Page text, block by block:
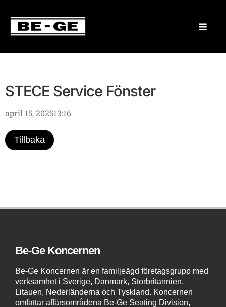
STECE Service Fönster
april 15, 202513:16
Tillbaka
Be-Ge Koncernen
Be-Ge Koncernen är en familjeägd företagsgrupp med
verksamhet i Sverige, Danmark, Storbritannien,
Litauen, Nederländerna och Tyskland. Koncernen
omfattar affärsområdena Be-Ge Seating Division,